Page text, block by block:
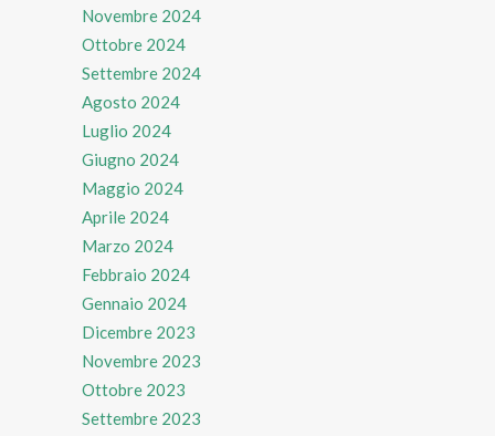
Novembre 2024
Ottobre 2024
Settembre 2024
Agosto 2024
Luglio 2024
Giugno 2024
Maggio 2024
Aprile 2024
Marzo 2024
Febbraio 2024
Gennaio 2024
Dicembre 2023
Novembre 2023
Ottobre 2023
Settembre 2023